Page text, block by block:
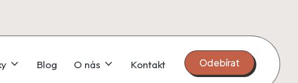
Blog O nás Kontakt Odebírat